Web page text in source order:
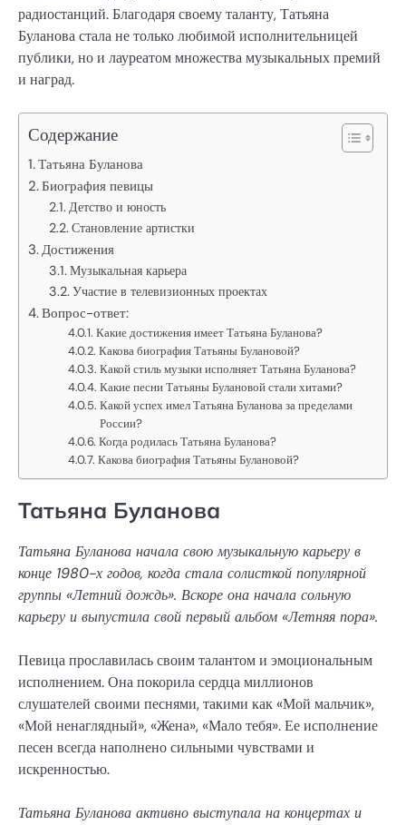
радиостанций. Благодаря своему таланту, Татьяна
Буланова стала не только любимой исполнительницей
публики, но и лауреатом множества музыкальных премий
и наград.
Содержание
Татьяна Буланова
Биография певицы
Детство и юность
Становление артистки
Достижения
Музыкальная карьера
Участие в телевизионных проектах
Вопрос-ответ:
Какие достижения имеет Татьяна Буланова?
Какова биография Татьяны Булановой?
Какой стиль музыки исполняет Татьяна Буланова?
Какие песни Татьяны Булановой стали хитами?
Какой успех имел Татьяна Буланова за пределами
России?
Когда родилась Татьяна Буланова?
Какова биография Татьяны Булановой?
Татьяна Буланова
Татьяна Буланова начала свою музыкальную карьеру в
конце 1980-х годов, когда стала солисткой популярной
группы «Летний дождь». Вскоре она начала сольную
карьеру и выпустила свой первый альбом «Летняя пора».
Певица прославилась своим талантом и эмоциональным
исполнением. Она покорила сердца миллионов
слушателей своими песнями, такими как «Мой мальчик»,
«Мой ненаглядный», «Жена», «Мало тебя». Ее исполнение
песен всегда наполнено сильными чувствами и
искренностью.
Татьяна Буланова активно выступала на концертах и